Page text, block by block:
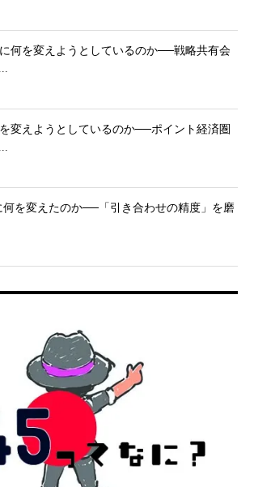
何を変えようとしているのか──戦略共有会
変えようとしているのか──ポイント経済圏
何を変えたのか──「引き合わせの精度」を磨